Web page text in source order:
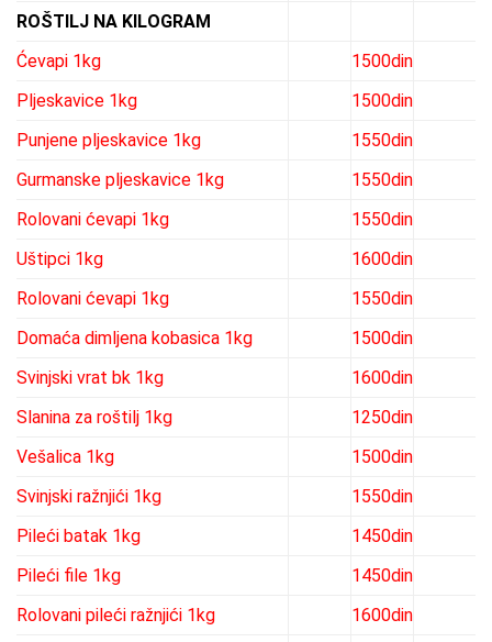
ROŠTILJ NA KILOGRAM
Ćevapi 1kg
1500din
Pljeskavice 1kg
1500din
Punjene pljeskavice 1kg
1550din
Gurmanske pljeskavice 1kg
1550din
Rolovani ćevapi 1kg
1550din
Uštipci 1kg
1600din
Rolovani ćevapi 1kg
1550din
Domaća dimljena kobasica 1kg
1500din
Svinjski vrat bk 1kg
1600din
Slanina za roštilj 1kg
1250din
Vešalica 1kg
1500din
Svinjski ražnjići 1kg
1550din
Pileći batak 1kg
1450din
Pileći file 1kg
1450din
Rolovani pileći ražnjići 1kg
1600din